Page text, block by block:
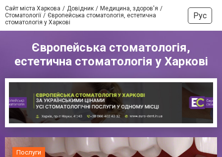
Сайт міста Харкова Довідник
Медицина, здоров'я
Стоматології
Європейська стоматологія, естетична
стоматологія у Харкові
Рус
Європейська стоматологія,
естетична стоматологія у Харкові
Послуги